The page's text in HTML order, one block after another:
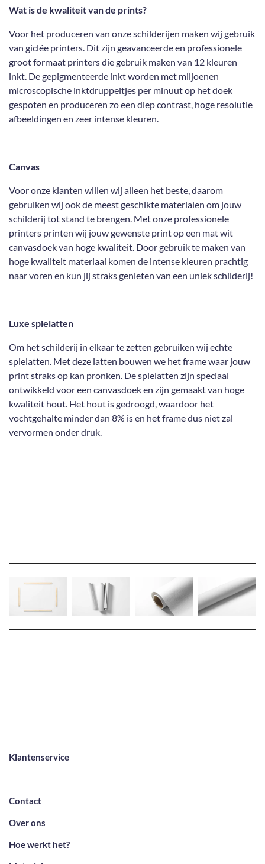
Wat is de kwaliteit van de prints?
Voor het produceren van onze schilderijen maken wij gebruik
van giclée printers. Dit zijn geavanceerde en professionele
groot formaat printers die gebruik maken van 12 kleuren
inkt. De gepigmenteerde inkt worden met miljoenen
microscopische inktdruppeltjes per minuut op het doek
gespoten en produceren zo een diep contrast, hoge resolutie
afbeeldingen en zeer intense kleuren.
Canvas
Voor onze klanten willen wij alleen het beste, daarom
gebruiken wij ook de meest geschikte materialen om jouw
schilderij tot stand te brengen. Met onze professionele
printers printen wij jouw gewenste print op een mat wit
canvasdoek van hoge kwaliteit. Door gebruik te maken van
hoge kwaliteit materiaal komen de intense kleuren prachtig
naar voren en kun jij straks genieten van een uniek schilderij!
Luxe spielatten
Om het schilderij in elkaar te zetten gebruiken wij echte
spielatten. Met deze latten bouwen we het frame waar jouw
print straks op kan pronken. De spielatten zijn speciaal
ontwikkeld voor een canvasdoek en zijn gemaakt van hoge
kwaliteit hout. Het hout is gedroogd, waardoor het
vochtgehalte minder dan 8% is en het frame dus niet zal
vervormen onder druk.
Klantenservice
Contact
Over ons
Hoe werkt het?